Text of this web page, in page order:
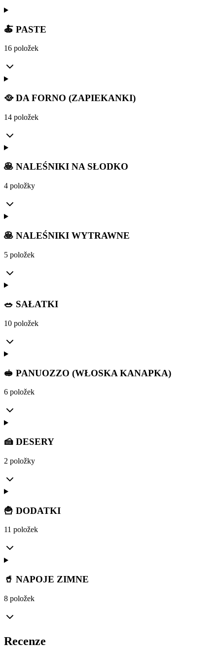
🍝 PASTE
16 položek
🥘 DA FORNO (ZAPIEKANKI)
14 položek
🥞 NALEŚNIKI NA SŁODKO
4 položky
🥞 NALEŚNIKI WYTRAWNE
5 položek
🥗 SAŁATKI
10 položek
🥪 PANUOZZO (WŁOSKA KANAPKA)
6 položek
🍰 DESERY
2 položky
🍟 DODATKI
11 položek
🥤 NAPOJE ZIMNE
8 položek
Recenze